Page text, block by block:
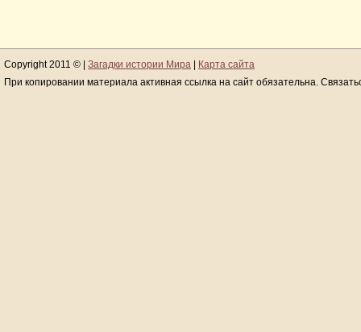
Copyright 2011 © | Загадки истории Мира
Карта сайта
При копировании материала активная ссылка на сайт обязательна.